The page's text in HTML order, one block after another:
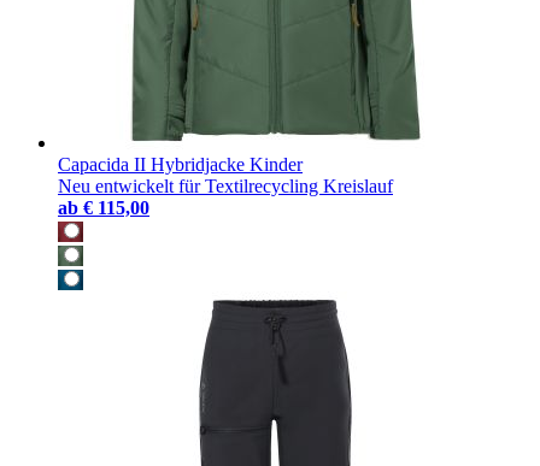
Capacida II Hybridjacke Kinder
Neu entwickelt für Textilrecycling Kreislauf
ab € 115,00